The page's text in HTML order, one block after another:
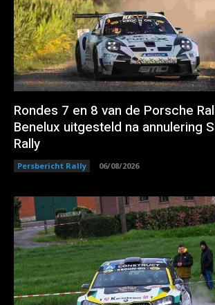
Rondes 7 en 8 van de Porsche
Benelux uitgesteld na annulering
Rally
Persbericht Rally 06/08/2026